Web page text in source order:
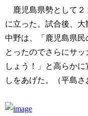
鹿児島県勢として２
に立った。試合後、
中野は、「鹿児島県
とったのでさらにサッ
しょう！」と高らか
しをあげた。（平島さ